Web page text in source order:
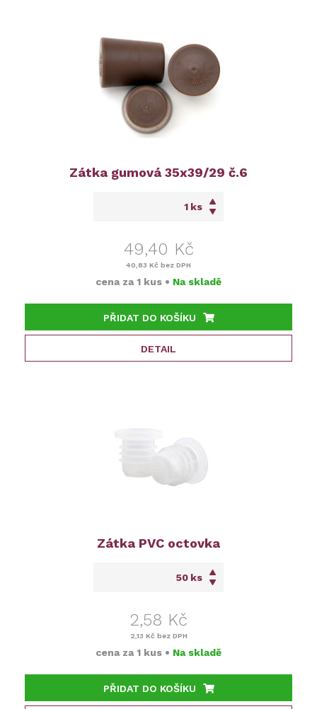
Zátka gumová 35x39/29 č.6
ks
49,40 Kč
40,83 Kč bez DPH
cena za 1 kus • Na skladě
PŘIDAT DO KOŠÍKU
DETAIL
Zátka PVC octovka
ks
2,58 Kč
2,13 Kč bez DPH
cena za 1 kus • Na skladě
PŘIDAT DO KOŠÍKU